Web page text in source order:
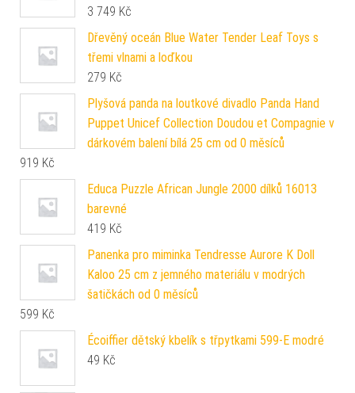
3 749 Kč
Dřevěný oceán Blue Water Tender Leaf Toys s
třemi vlnami a loďkou
279 Kč
Plyšová panda na loutkové divadlo Panda Hand
Puppet Unicef Collection Doudou et Compagnie v
dárkovém balení bílá 25 cm od 0 měsíců
919 Kč
Educa Puzzle African Jungle 2000 dílků 16013
barevné
419 Kč
Panenka pro miminka Tendresse Aurore K Doll
Kaloo 25 cm z jemného materiálu v modrých
šatičkách od 0 měsíců
599 Kč
Écoiffier dětský kbelík s třpytkami 599-E modré
49 Kč